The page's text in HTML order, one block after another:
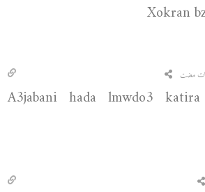
Xokran
A3jabani hada lmwdo3